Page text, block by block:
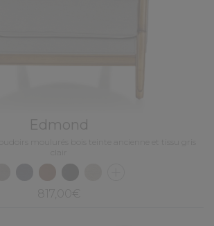
Edmond
moulurés bois teinte ancienne et tissu gris
817,00€